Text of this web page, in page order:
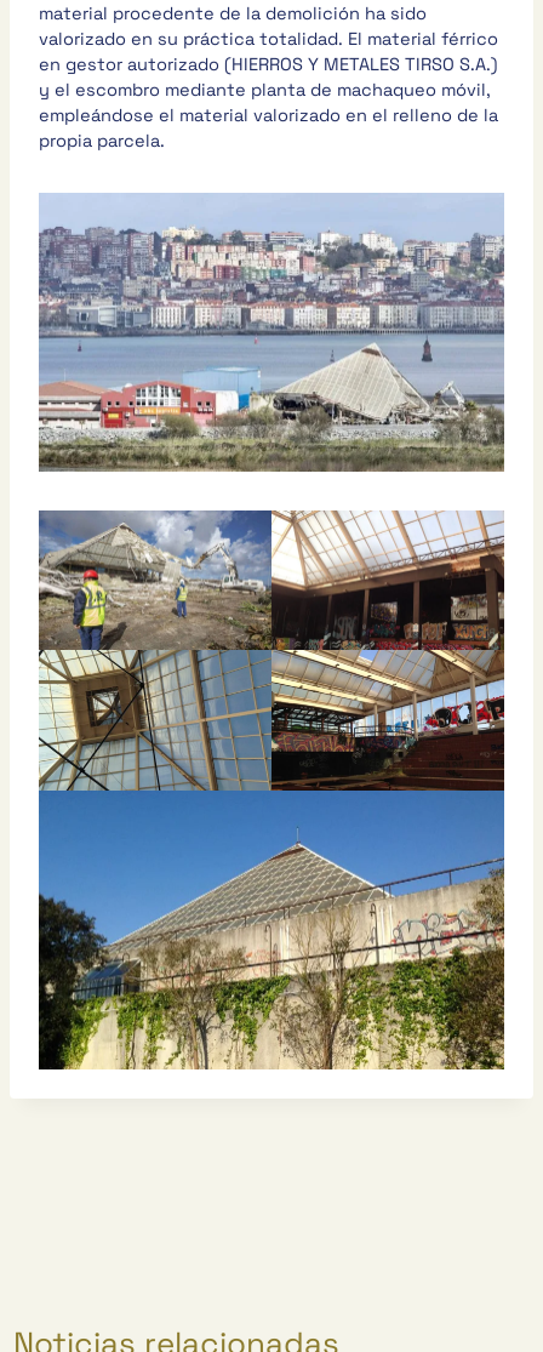
material procedente de la demolición ha sido
valorizado en su práctica totalidad. El material férrico
en gestor autorizado (HIERROS Y METALES TIRSO S.A.)
y el escombro mediante planta de machaqueo móvil,
empleándose el material valorizado en el relleno de la
propia parcela.
Noticias relacionadas